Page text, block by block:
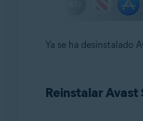
Ya se ha desinstalado
Reinstalar